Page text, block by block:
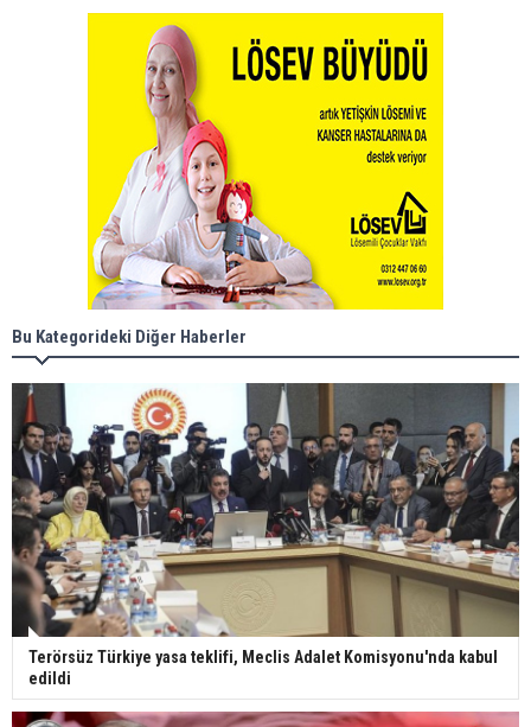
Bu Kategorideki Diğer Haberler
Terörsüz Türkiye yasa teklifi, Meclis Adalet Komisyonu'nda kabul
edildi